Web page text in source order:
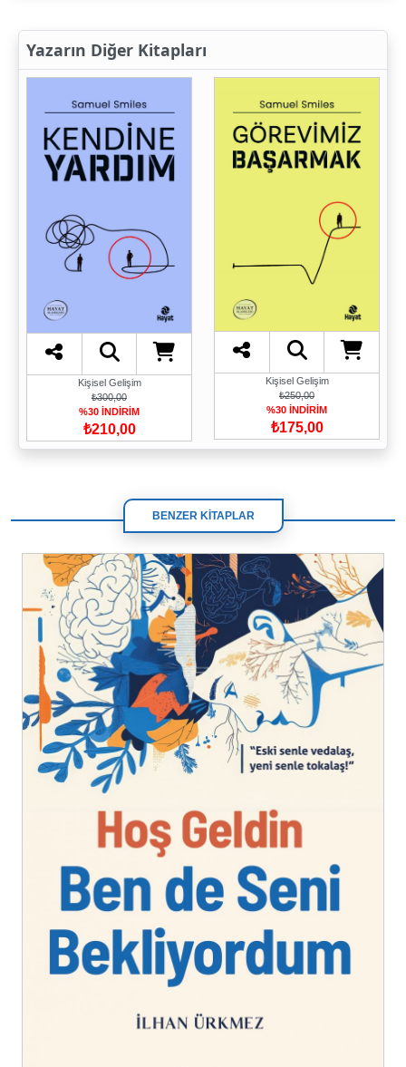
Yazarın Diğer Kitapları
Kişisel Gelişim
₺300,00
%30 İNDİRİM
₺210,00
Kişisel Gelişim
₺250,00
%30 İNDİRİM
₺175,00
BENZER KİTAPLAR